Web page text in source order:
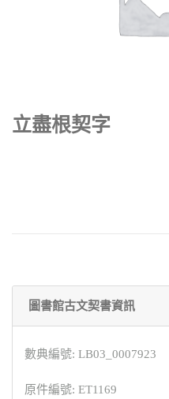
立盡根契字
圖書館古文契書資訊
數典編號: LB03_0007923
原件編號: ET1169